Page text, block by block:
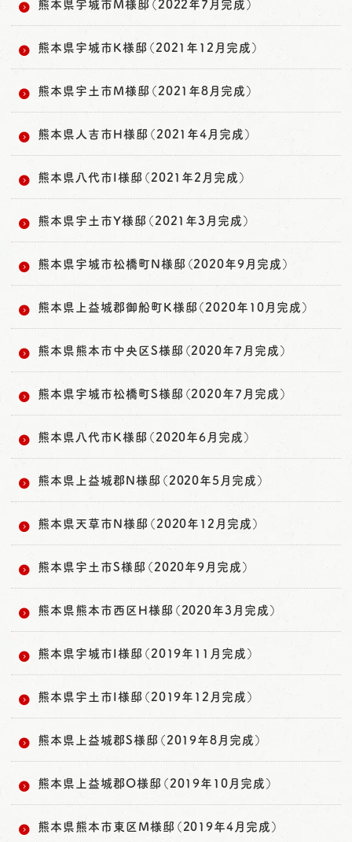
熊本県宇城市M様邸（2022年7月完成）
熊本県宇城市K様邸（2021年12月完成）
熊本県宇土市M様邸（2021年8月完成）
熊本県人吉市H様邸（2021年4月完成）
熊本県八代市I様邸（2021年2月完成）
熊本県宇土市Y様邸（2021年3月完成）
熊本県宇城市松橋町N様邸（2020年9月完成）
熊本県上益城郡御船町K様邸（2020年10月完成）
熊本県熊本市中央区S様邸（2020年7月完成）
熊本県宇城市松橋町S様邸（2020年7月完成）
熊本県八代市K様邸（2020年6月完成）
熊本県上益城郡N様邸（2020年5月完成）
熊本県天草市N様邸（2020年12月完成）
熊本県宇土市S様邸（2020年9月完成）
熊本県熊本市西区H様邸（2020年3月完成）
熊本県宇城市I様邸（2019年11月完成）
熊本県宇土市I様邸（2019年12月完成）
熊本県上益城郡S様邸（2019年8月完成）
熊本県上益城郡O様邸（2019年10月完成）
熊本県熊本市東区M様邸（2019年4月完成）